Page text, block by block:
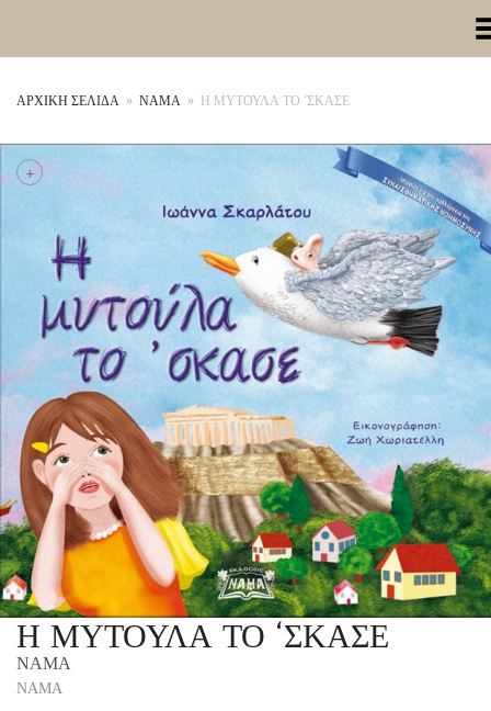
Toggle
ΑΡΧΙΚΉ ΣΕΛΊΔΑ » ΝΑΜΑ » Η ΜΥΤΟΥΛΑ ΤΟ ‘ΣΚΑΣΕ
+
Η ΜΥΤΟΥΛΑ ΤΟ ‘ΣΚΑΣΕ
ΝΑΜΑ
ΝΑΜΑ